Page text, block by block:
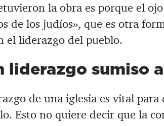
la obra es porque el
de los judíos», que es otra
el liderazgo del pueblo.
liderazgo sumiso
de una iglesia es vital para
Esto no quiere decir que la